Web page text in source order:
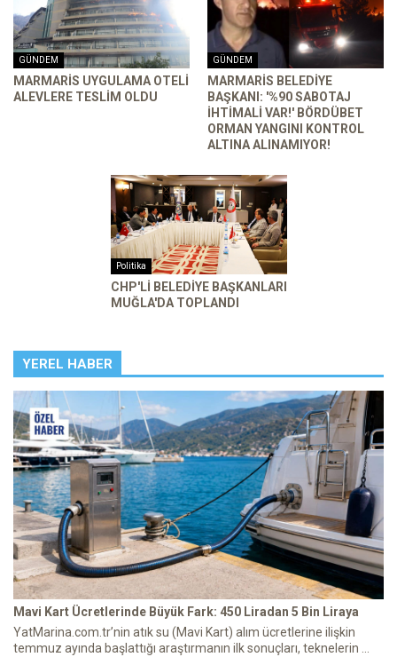
GÜNDEM
MARMARIS UYGULAMA OTELI
ALEVLERE TESLIM OLDU
GÜNDEM
MARMARİS BELEDİYE
BAŞKANI: '%90 SABOTAJ
İHTİMALİ VAR!' BÖRDÜBET
ORMAN YANGINI KONTROL
ALTINA ALINAMIYOR!
Politika
CHP'Lİ BELEDİYE BAŞKANLARI
MUĞLA'DA TOPLANDI
YEREL HABER
Mavi Kart Ücretlerinde Büyük Fark: 450 Liradan 5 Bin Liraya
YatMarina.com.tr’nin atık su (Mavi Kart) alım ücretlerine ilişkin
temmuz ayında başlattığı araştırmanın ilk sonuçları, teknelerin ...